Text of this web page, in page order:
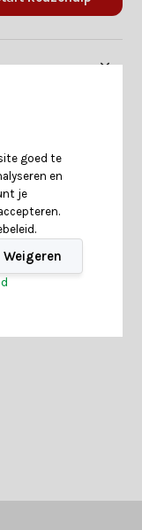
bekeken
goed te
en
je
Weigeren